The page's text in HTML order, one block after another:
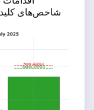
شاخص‌های